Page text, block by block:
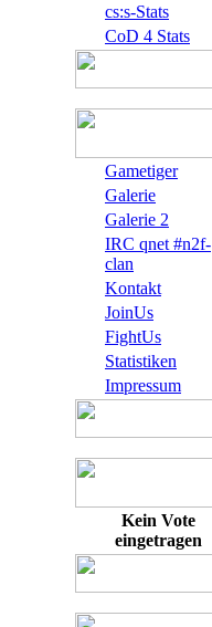
cs:s-Stats
CoD 4 Stats
Gametiger
Galerie
Galerie 2
IRC qnet #n2f-
clan
Kontakt
JoinUs
FightUs
Statistiken
Impressum
Kein Vote
eingetragen